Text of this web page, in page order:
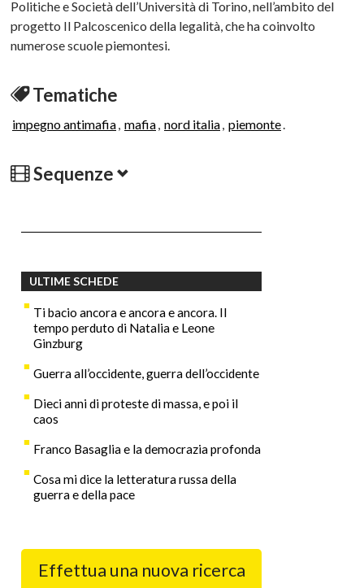
Politiche e Società dell’Università di Torino, nell’ambito del
progetto Il Palcoscenico della legalità, che ha coinvolto
numerose scuole piemontesi.
Tematiche
impegno antimafia, mafia, nord italia, piemonte.
Sequenze
ULTIME SCHEDE
Ti bacio ancora e ancora e ancora. Il
tempo perduto di Natalia e Leone
Ginzburg
Guerra all’occidente, guerra dell’occidente
Dieci anni di proteste di massa, e poi il
caos
Franco Basaglia e la democrazia profonda
Cosa mi dice la letteratura russa della
guerra e della pace
Effettua una nuova ricerca